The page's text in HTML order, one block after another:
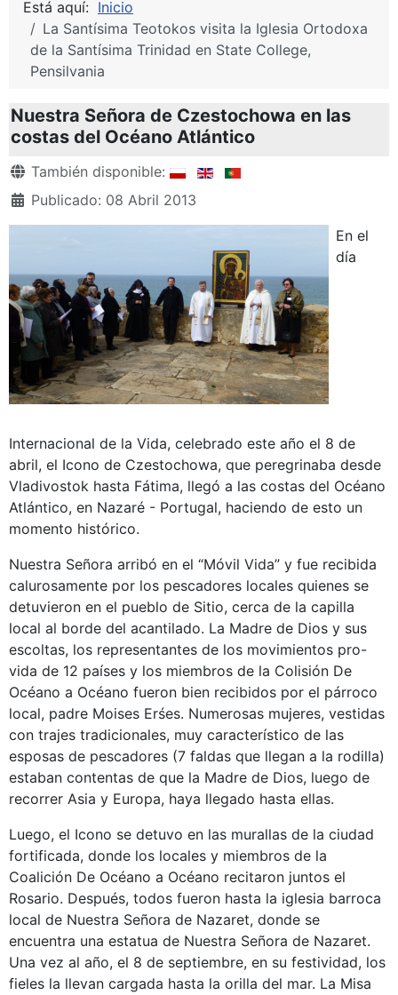
Está aquí: Inicio
La Santísima Teotokos visita la Iglesia Ortodoxa
de la Santísima Trinidad en State College,
Pensilvania
Nuestra Señora de Czestochowa en las
costas del Océano Atlántico
Detalles
También disponible:
Publicado: 08 Abril 2013
En el
día
Internacional de la Vida, celebrado este año el 8 de
abril, el Icono de Czestochowa, que peregrinaba desde
Vladivostok hasta Fátima, llegó a las costas del Océano
Atlántico, en Nazaré - Portugal, haciendo de esto un
momento histórico.
Nuestra Señora arribó en el “Móvil Vida” y fue recibida
calurosamente por los pescadores locales quienes se
detuvieron en el pueblo de Sitio, cerca de la capilla
local al borde del acantilado. La Madre de Dios y sus
escoltas, los representantes de los movimientos pro-
vida de 12 países y los miembros de la Colisión De
Océano a Océano fueron bien recibidos por el párroco
local, padre Moises Erśes. Numerosas mujeres, vestidas
con trajes tradicionales, muy característico de las
esposas de pescadores (7 faldas que llegan a la rodilla)
estaban contentas de que la Madre de Dios, luego de
recorrer Asia y Europa, haya llegado hasta ellas.
Luego, el Icono se detuvo en las murallas de la ciudad
fortificada, donde los locales y miembros de la
Coalición De Océano a Océano recitaron juntos el
Rosario. Después, todos fueron hasta la iglesia barroca
local de Nuestra Señora de Nazaret, donde se
encuentra una estatua de Nuestra Señora de Nazaret.
Una vez al año, el 8 de septiembre, en su festividad, los
fieles la llevan cargada hasta la orilla del mar. La Misa